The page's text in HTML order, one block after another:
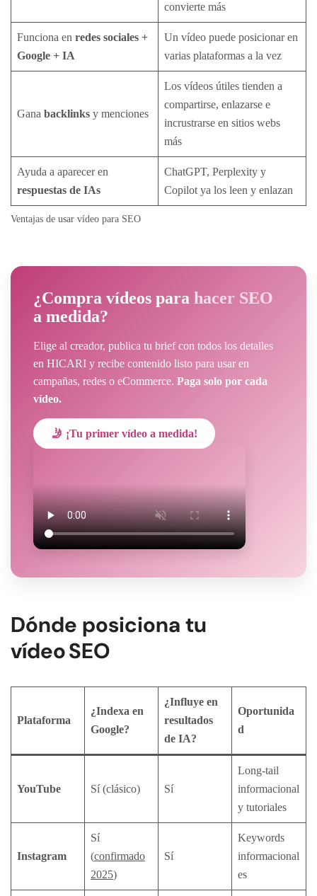
convierte más
Funciona en redes sociales +
Google + IA
Un vídeo puede posicionar en
varias plataformas a la vez
Gana backlinks y menciones
Los vídeos útiles tienden a
compartirse, enlazarse e
incrustrarse en sitios webs
más
Ayuda a aparecer en
respuestas de IAs
ChatGPT, Perplexity y
Copilot ya los leen y enlazan
Ventajas de usar vídeo para SEO
¿Compra vídeos para hacer SEO
a medida?
Elige al creador, publica tu brief con todos los detalles
en HICARI y recibe contenido listo para usar en
campañas, redes o eCommerce. Paga solo por cada
vídeo.
🤳 ¡Tu primer vídeo a medida!
Dónde posiciona tu
vídeo SEO
Plataforma
¿Indexa en
Google?
¿Influye en
resultados
de IA?
Oportunida
d
YouTube Sí (clásico) Sí
Long‑tail
informacional
y tutoriales
Instagram
Sí
(confirmado
2025)
Sí
Keywords
informacional
es